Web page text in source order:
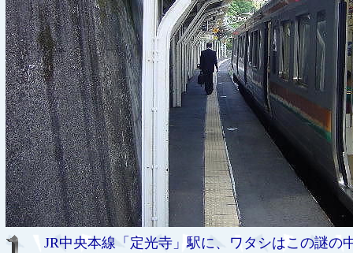
JR中央本線「定光寺」駅に、ワタシはこの謎の